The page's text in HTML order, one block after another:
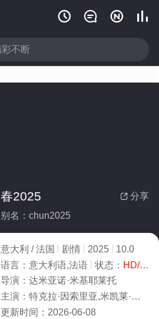
   
 分享
春2025
别名：chun2025
意大利 / 法国 剧情 2025
10.0
语言： 意大利语,法语 状态： HD/高清
导演： 达米亚诺·米基耶莱托
主演： 特克拉·因索里亚,米凯莱·里翁迪诺,法布里齐亚·萨基,安德里亚·彭纳基,瓦伦蒂娜·贝莱,斯特凡诺·阿科
更新时间： 2026-06-08